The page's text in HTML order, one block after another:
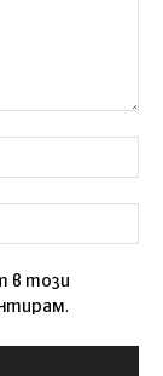
в този